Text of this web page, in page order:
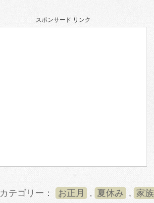
スポンサード リンク
カテゴリー： お正月 , 夏休み , 家族